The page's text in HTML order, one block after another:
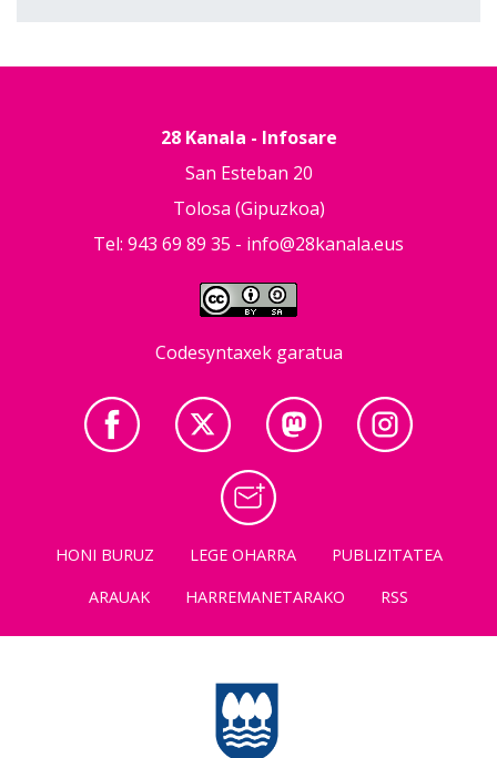
28 Kanala - Infosare
San Esteban 20
Tolosa (Gipuzkoa)
Tel: 943 69 89 35 - info@28kanala.eus
Codesyntaxek garatua
HONI BURUZ LEGE OHARRA
PUBLIZITATEA
ARAUAK
HARREMANETARAKO RSS